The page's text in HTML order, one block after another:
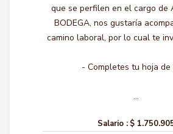
que se perfilen en el cargo de
BODEGA, nos gustaría
camino laboral, por lo cual te
- Completes tu hoja de
...
Salario : $